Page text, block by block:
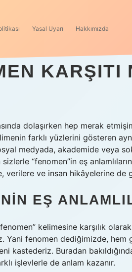
Yasal Uyarı Hakkımızda
KARŞITI
dolaşırken hep merak
farklı yüzlerini gösteren
medyada, akademide veya
“fenomen”in eş
verilere ve insan hikâyelerine de
EŞ
kelimesine karşılık
Yani fenomen dediğimizde,
kastederiz. Buradan
işlevlerle de anlam kazanır.